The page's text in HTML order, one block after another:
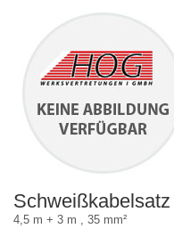
4,5 m + 3 m , 35 mm²